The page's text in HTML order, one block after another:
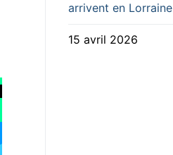
arrivent en Lorraine
15 avril 2026